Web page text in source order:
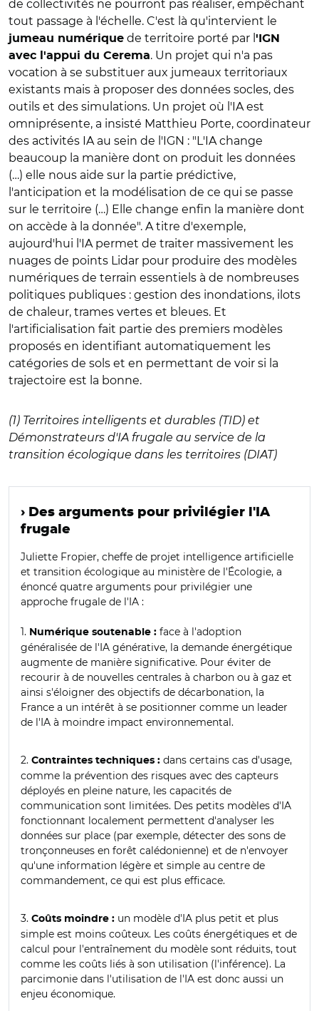
de collectivités ne pourront pas réaliser, empêchant
tout passage à l'échelle. C'est là qu'intervient le
jumeau numérique de territoire porté par l 'IGN
avec l'appui du Cerema. Un projet qui n'a pas
vocation à se substituer aux jumeaux territoriaux
existants mais à proposer des données socles, des
outils et des simulations. Un projet où l'IA est
omniprésente, a insisté Matthieu Porte, coordinateur
des activités IA au sein de l'IGN : "L'IA change
beaucoup la manière dont on produit les données
(…) elle nous aide sur la partie prédictive,
l'anticipation et la modélisation de ce qui se passe
sur le territoire (…) Elle change enfin la manière dont
on accède à la donnée". A titre d'exemple,
aujourd'hui l'IA permet de traiter massivement les
nuages de points Lidar pour produire des modèles
numériques de terrain essentiels à de nombreuses
politiques publiques : gestion des inondations, ilots
de chaleur, trames vertes et bleues. Et
l'artificialisation fait partie des premiers modèles
proposés en identifiant automatiquement les
catégories de sols et en permettant de voir si la
trajectoire est la bonne.
(1) Territoires intelligents et durables (TID) et
Démonstrateurs d'IA frugale au service de la
transition écologique dans les territoires (DIAT)
› Des arguments pour privilégier l'IA
frugale
Juliette Fropier, cheffe de projet intelligence artificielle
et transition écologique au ministère de l'Écologie, a
énoncé quatre arguments pour privilégier une
approche frugale de l'IA :
1. Numérique soutenable : face à l'adoption
généralisée de l'IA générative, la demande énergétique
augmente de manière significative. Pour éviter de
recourir à de nouvelles centrales à charbon ou à gaz et
ainsi s'éloigner des objectifs de décarbonation, la
France a un intérêt à se positionner comme un leader
de l'IA à moindre impact environnemental.
2. Contraintes techniques : dans certains cas d'usage,
comme la prévention des risques avec des capteurs
déployés en pleine nature, les capacités de
communication sont limitées. Des petits modèles d'IA
fonctionnant localement permettent d'analyser les
données sur place (par exemple, détecter des sons de
tronçonneuses en forêt calédonienne) et de n'envoyer
qu'une information légère et simple au centre de
commandement, ce qui est plus efficace.
3. Coûts moindre : un modèle d'IA plus petit et plus
simple est moins coûteux. Les coûts énergétiques et de
calcul pour l'entraînement du modèle sont réduits, tout
comme les coûts liés à son utilisation (l'inférence). La
parcimonie dans l'utilisation de l'IA est donc aussi un
enjeu économique.